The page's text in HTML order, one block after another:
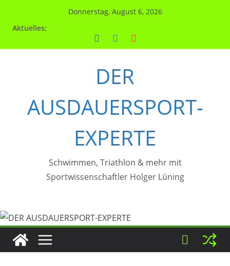
Donnerstag, August 6, 2026
Aktuelles:
DER
AUSDAUERSPORT-
EXPERTE
Schwimmen, Triathlon & mehr mit
Sportwissenschaftler Holger Lüning